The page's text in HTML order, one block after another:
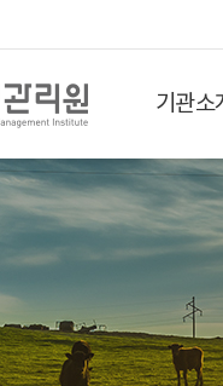
기관소